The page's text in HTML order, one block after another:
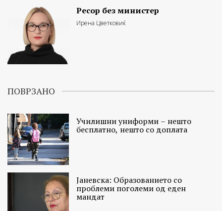
Ресор без министер
Ирена Цветковиќ
ПОВРЗАНО
Училишни униформи – нешто
бесплатно, нешто со доплата
Јаневска: Образованието со
проблеми поголеми од еден
мандат